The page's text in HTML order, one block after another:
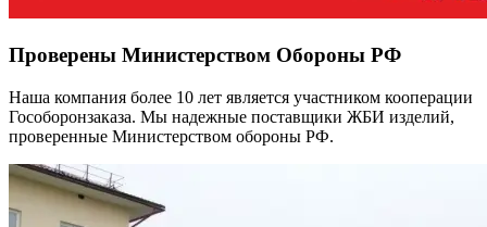
Проверены Министерством Обороны РФ
Наша компания более 10 лет является участником кооперации
Гособоронзаказа. Мы надежные поставщики ЖБИ изделий,
проверенные Министерством обороны РФ.